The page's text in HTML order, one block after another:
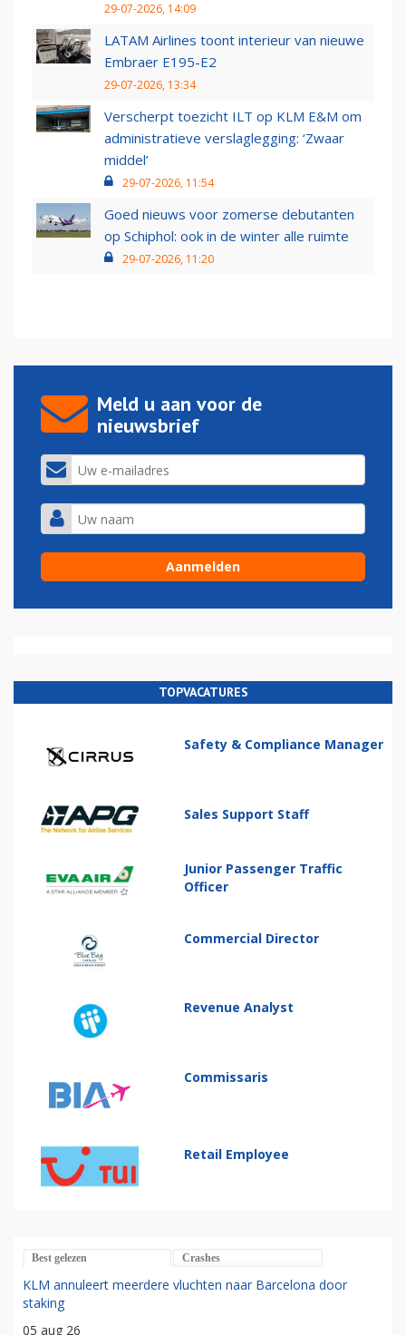
29-07-2026, 14:09
LATAM Airlines toont interieur van nieuwe
Embraer E195-E2
29-07-2026, 13:34
Verscherpt toezicht ILT op KLM E&M om
administratieve verslaglegging: ‘Zwaar
middel’
29-07-2026, 11:54
Goed nieuws voor zomerse debutanten
op Schiphol: ook in de winter alle ruimte
29-07-2026, 11:20
Meld u aan voor de
nieuwsbrief
TOPVACATURES
Safety & Compliance Manager
Sales Support Staff
Junior Passenger Traffic
Officer
Commercial Director
Revenue Analyst
Commissaris
Retail Employee
Best gelezen Crashes
KLM annuleert meerdere vluchten naar Barcelona door
staking
05 aug 26